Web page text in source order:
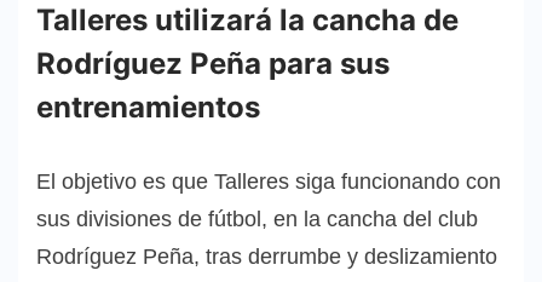
Talleres utilizará la cancha de
Rodríguez Peña para sus
entrenamientos
El objetivo es que Talleres siga funcionando con
sus divisiones de fútbol, en la cancha del club
Rodríguez Peña, tras derrumbe y deslizamiento